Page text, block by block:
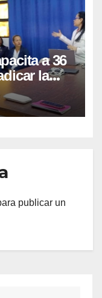
a 36
la
publicar un